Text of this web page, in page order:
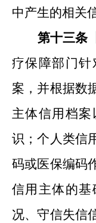
中产生的相关
第十三条
疗保障部门
案，并根据数
主体信用档
识；个人类信
码或医保编码
信用主体的
况、守信失信